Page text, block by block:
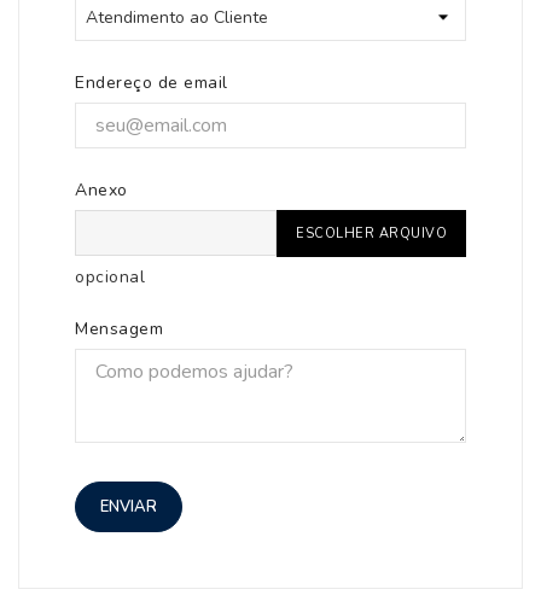
Endereço de email
Anexo
ESCOLHER ARQUIVO
opcional
Mensagem